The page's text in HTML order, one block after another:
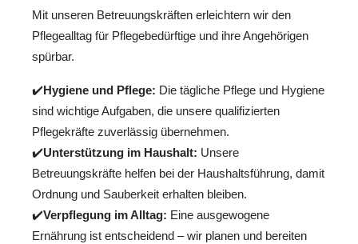
Mit unseren Betreuungskräften erleichtern wir den
Pflegealltag für Pflegebedürftige und ihre Angehörigen
spürbar.
✔️Hygiene und Pflege: Die tägliche Pflege und Hygiene
sind wichtige Aufgaben, die unsere qualifizierten
Pflegekräfte zuverlässig übernehmen.
✔️Unterstützung im Haushalt: Unsere
Betreuungskräfte helfen bei der Haushaltsführung, damit
Ordnung und Sauberkeit erhalten bleiben.
✔️Verpflegung im Alltag: Eine ausgewogene
Ernährung ist entscheidend – wir planen und bereiten